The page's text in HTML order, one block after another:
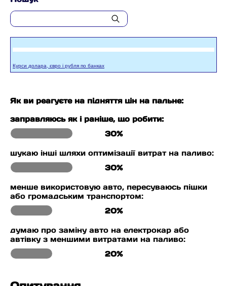
Курси долара, євро і рубля по банках
Як ви реагуєте на підняття цін на пальне:
заправляюсь як і раніше, що робити:
30%
шукаю інші шляхи оптимізації витрат на паливо:
30%
менше використовую авто, пересуваюсь пішки
або громадським транспортом:
20%
думаю про заміну авто на електрокар або
автівку з меншими витратами на паливо:
20%